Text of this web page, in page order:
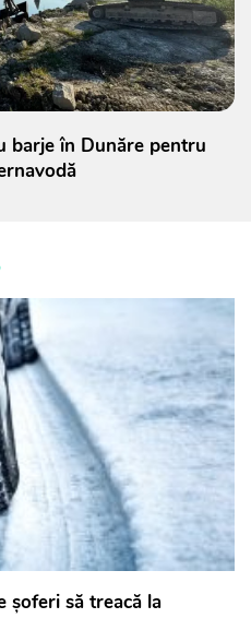
barje în Dunăre pentru
șoferi să treacă la